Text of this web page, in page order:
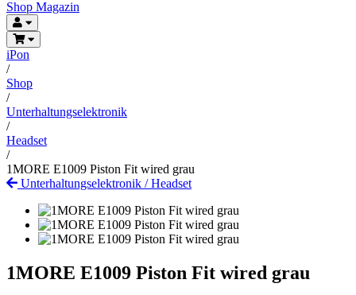
Shop Magazin
iPon
/
Shop
/
Unterhaltungselektronik
/
Headset
/
1MORE E1009 Piston Fit wired grau
Unterhaltungselektronik /Headset
1MORE E1009 Piston Fit wired grau